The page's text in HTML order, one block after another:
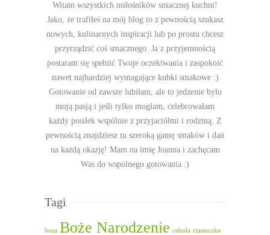
Witam wszystkich miłośników smacznej kuchni!
Jako, że trafiłeś na mój blog to z pewnością szukasz
nowych, kulinarnych inspiracji lub po prostu chcesz
przyrządzić coś smacznego. Ja z przyjemnością
postaram się spełnić Twoje oczekiwania i zaspokoić
nawet najbardziej wymagające kubki smakowe :)
Gotowanie od zawsze lubiłam, ale to jedzenie było
moją pasją i jeśli tylko mogłam, celebrowałam
każdy posiłek wspólnie z przyjaciółmi i rodziną. Z
pewnością znajdziesz tu szeroką gamę smaków i dań
na każdą okazję! Mam na imię Joanna i zachęcam
Was do wspólnego gotowania :)
Tagi
beza Boże Narodzenie cebula ciasteczka